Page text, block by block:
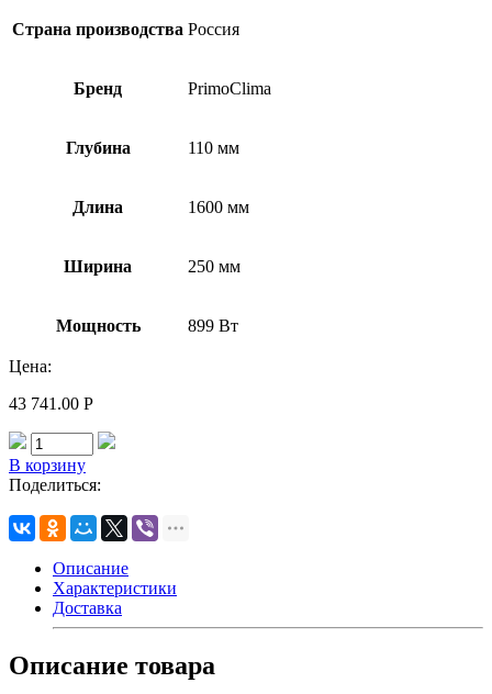
Страна производства Россия
Бренд PrimoClima
Глубина 110 мм
Длина 1600 мм
Ширина 250 мм
Мощность 899 Вт
Цена:
43 741.00 Р
В корзину
Поделиться:
Описание
Характеристики
Доставка
Описание товара